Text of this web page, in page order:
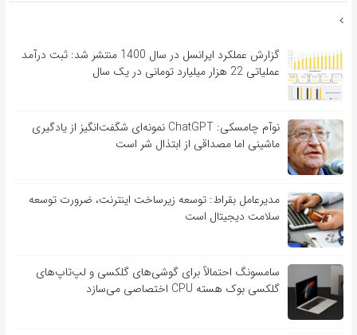
گزارش عملکرد ایرانسل در سال 1400 منتشر شد: ثبت درآمد
عملیاتی 22 هزار میلیارد تومانی در یک سال
نوآم چامسکی: ChatGPT نمونه‌ای شگفت‌انگیز از یادگیری
ماشینی اما مصداقی از ابتذال شر است
مدیرعامل بقراط: توسعه زیرساخت اینترنت، ضرورت توسعه
سلامت دیجیتال است
سامسونگ احتمالاً برای گوشی‌های گلکسی و لپ‌تاپ‌های
گلکسی بوک هسته CPU اختصاصی می‌سازد